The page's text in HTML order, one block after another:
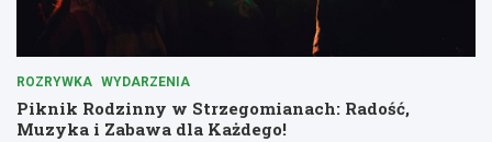
ROZRYWKA WYDARZENIA
Piknik Rodzinny w Strzegomianach: Radość,
Muzyka i Zabawa dla Każdego!